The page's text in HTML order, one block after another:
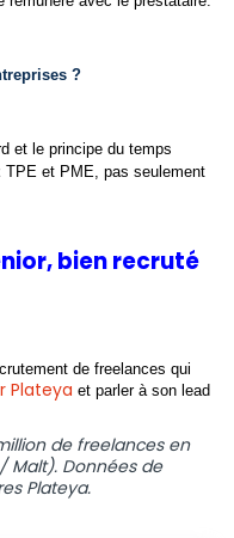
?
et le principe du temps
TPE et PME, pas seulement
bien recruté
de freelances qui
Plateya et parler à son lead
de freelances en
/ Malt). Données de
Plateya.